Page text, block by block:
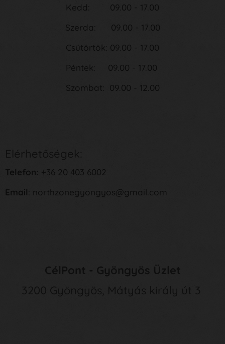
Kedd: 09.00 - 17.00
Szerda: 09.00 - 17.00
Csütörtök: 09.00 - 17.00
Péntek: 09.00 - 17.00
Szombat: 09.00 - 12.00
Elérhetőségek:
Telefon: +36 20 403 6002
Email : northzonegyongyos@gmail.com
CélPont - Gyöngyös Üzlet
3200 Gyöngyös, Mátyás király út 3